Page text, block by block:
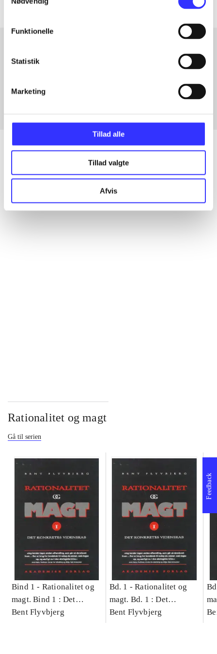
Funktionelle
Statistik
Marketing
Tillad alle
Tillad valgte
Afvis
Artikler med samme emner
Artikler
Alle registrerede artikler fordelt på udgivelser
Rationalitet og magt
Gå til serien
Bind 1 - Rationalitet og
magt. Bind 1 : Det
konkretes videnskab
Bent Flyvbjerg
Bd. 1 -Rationalitet og
magt. Bd. 1 : Det
konkretes videnskab
Bent Flyvbjerg
Feedback